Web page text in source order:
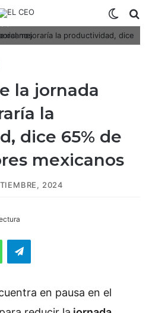
la jornada
la
dice 65% de
mexicanos
2024
en pausa en el